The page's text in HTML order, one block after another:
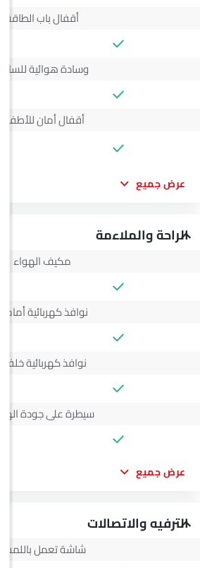
أقفال باب الطاقة
وسادة هوائية للسائق
أقفال أمان للأطفال
عرض جميع
الراحة والملاءمة
مكيف الهواء
نوافذ كهربائية أمامية
نوافذ كهربائية خلفية
سيطرة على جودة الهواء
عرض جميع
الترفيه والاتصالات
شاشة تعمل باللمس